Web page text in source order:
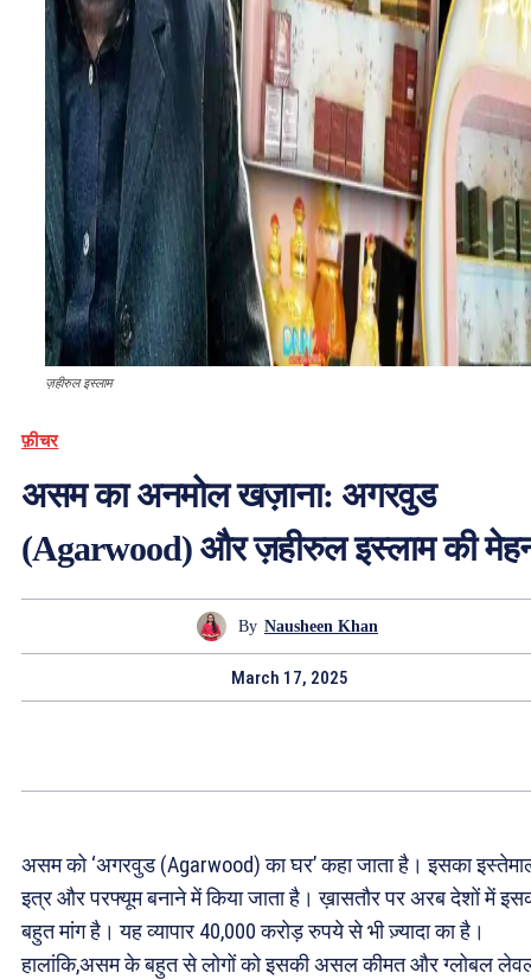
ज़हीरुल इस्लाम
फ़ीचर
असम का अनमोल खज़ाना: अगरवुड
(Agarwood) और ज़हीरुल इस्लाम की
By Nausheen Khan
March 17, 2025
असम को ‘अगरवुड (Agarwood) का घर’ कहा जाता है। इसका
इत्र और परफ्यूम बनाने में किया जाता है। ख़ासतौर पर अरब देशों में
बहुत मांग है। यह व्यापार 40,000 करोड़ रुपये से भी ज़्यादा का है।
हालांकि,असम के बहुत से लोगों को इसकी असल कीमत और ग्लोबल